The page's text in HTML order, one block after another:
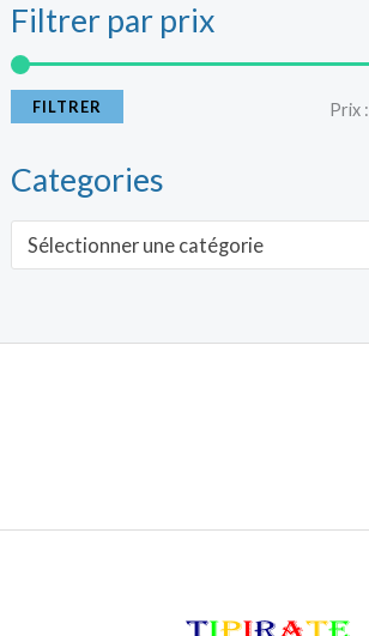
Filtrer par prix
FILTRER Prix :
Categories
Sélectionner une catégorie